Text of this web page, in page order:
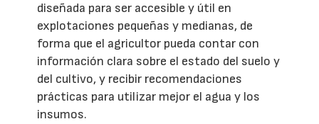
diseñada para ser accesible y útil en
explotaciones pequeñas y medianas, de
forma que el agricultor pueda contar con
información clara sobre el estado del suelo y
del cultivo, y recibir recomendaciones
prácticas para utilizar mejor el agua y los
insumos.